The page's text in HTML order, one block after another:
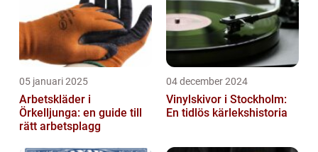
05 januari 2025
Arbetskläder i
Örkelljunga: en guide till
rätt arbetsplagg
04 december 2024
Vinylskivor i Stockholm:
En tidlös kärlekshistoria